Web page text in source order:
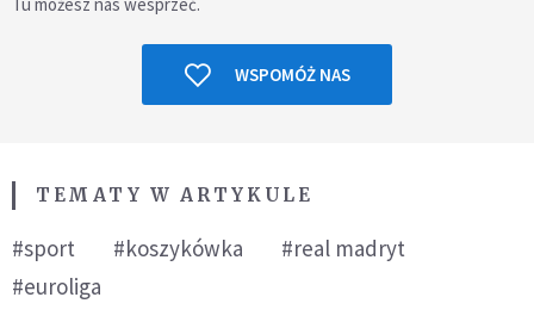
Tu możesz nas wesprzeć.
WSPOMÓŻ NAS
TEMATY W ARTYKULE
#sport #koszykówka
#real madryt
#euroliga